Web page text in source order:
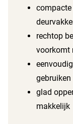
strakke
lades en zorgt
rechtop
voorkomt
gebruiken
glad
makkelijk